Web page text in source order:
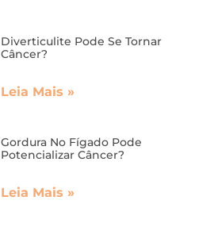
Diverticulite Pode Se Tornar
Câncer?
Leia Mais »
Gordura No Fígado Pode
Potencializar Câncer?
Leia Mais »